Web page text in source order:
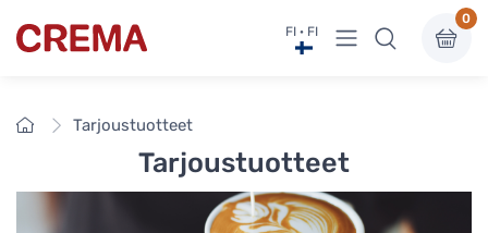
Crema FI · FI Näytä valikko
0
EtusivuTarjoustuotteet
Tarjoustuotteet